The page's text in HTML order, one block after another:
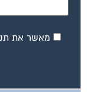
מאשר את